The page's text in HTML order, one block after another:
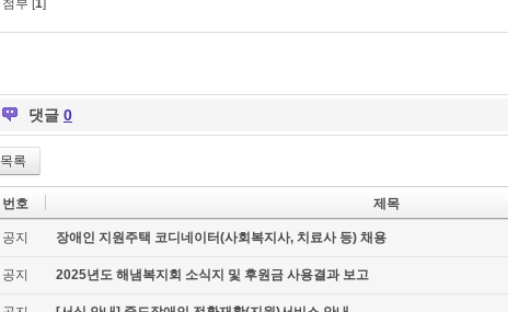
첨부 [1]
댓글 0
목록
번호 제목
공지 장애인 지원주택 코디네이터(사회복지사, 치료사 등) 채용
공지 2025년도 해냄복지회 소식지 및 후원금 사용결과 보고